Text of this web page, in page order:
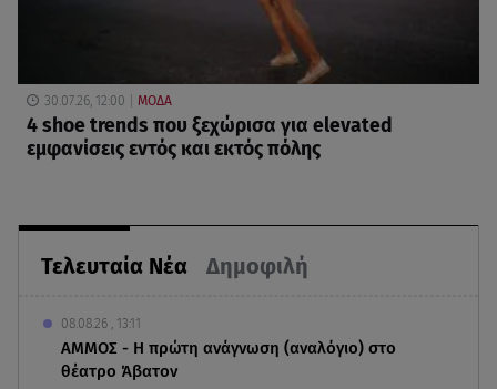
Τελευταία Νέα Δημοφιλή
08.08.26 , 13:11
ΑΜΜΟΣ - Η πρώτη ανάγνωση (αναλόγιο) στο
θέατρο Άβατον
30.07.26, 12:00 ΜΟΔΑ
4 shoe trends που ξεχώρισα για elevated
εμφανίσεις εντός και εκτός πόλης